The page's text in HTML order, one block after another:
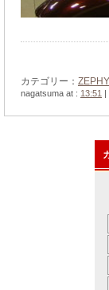
カテゴリー：
nagatsuma at : 13:51 |